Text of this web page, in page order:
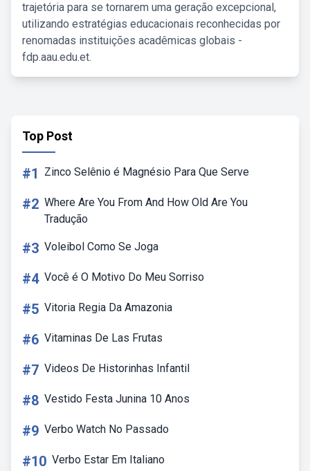
trajetória para se tornarem uma geração excepcional,
utilizando estratégias educacionais reconhecidas por
renomadas instituições acadêmicas globais -
fdp.aau.edu.et.
Top Post
#1 Zinco Selênio é Magnésio Para Que Serve
#2 Where Are You From And How Old Are You
Tradução
#3 Voleibol Como Se Joga
#4 Você é O Motivo Do Meu Sorriso
#5 Vitoria Regia Da Amazonia
#6 Vitaminas De Las Frutas
#7 Videos De Historinhas Infantil
#8 Vestido Festa Junina 10 Anos
#9 Verbo Watch No Passado
#10 Verbo Estar Em Italiano